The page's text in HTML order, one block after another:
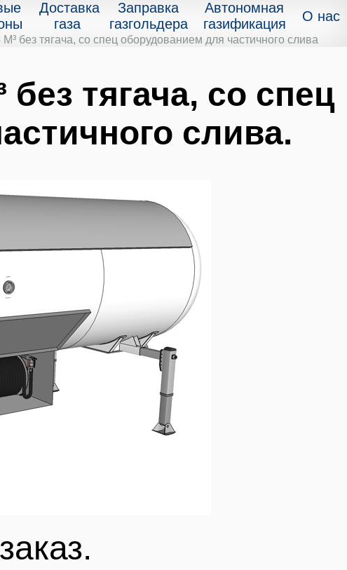
Доставка
газа
Заправка
газгольдера
Автономная
газификация
О нас
без тягача, со спец оборудованием для частичного слива
тягача, со спец
слива.